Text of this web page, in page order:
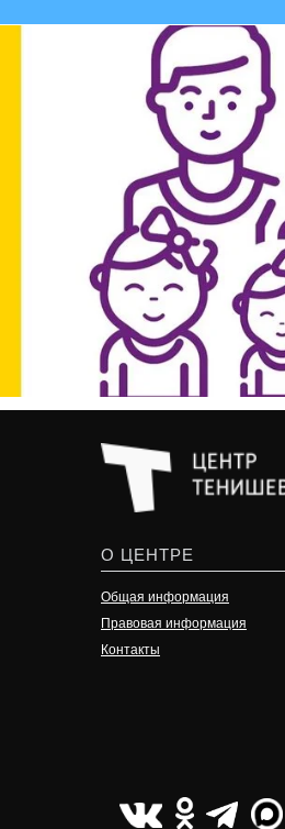
О ЦЕНТРЕ
Общая информация
Правовая информация
Контакты